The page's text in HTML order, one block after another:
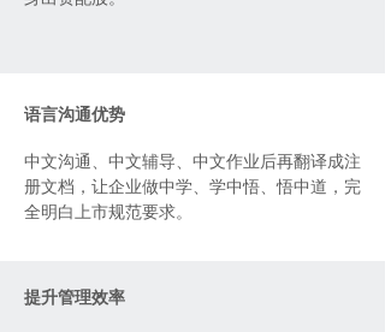
提升管理效率
语言沟通优势
中文沟通、中文辅导、中文作业后再翻译成注
册文档，让企业做中学、学中悟、悟中道，完
全明白上市规范要求。